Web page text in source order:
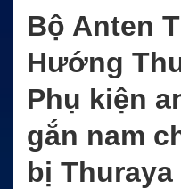
Bộ Anten
Hướng
Phụ kiện
gắn nam
bị Thuraya